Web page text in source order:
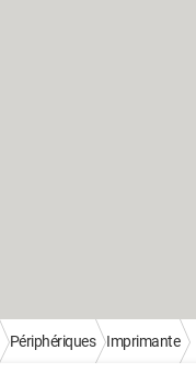
Périphériques Imprimante